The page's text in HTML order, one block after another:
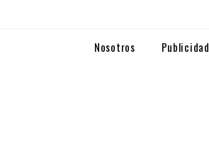
Nosotros Publicidad